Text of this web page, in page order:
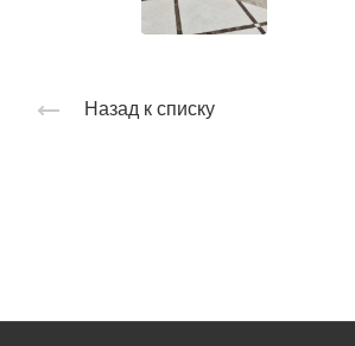
Назад к списку